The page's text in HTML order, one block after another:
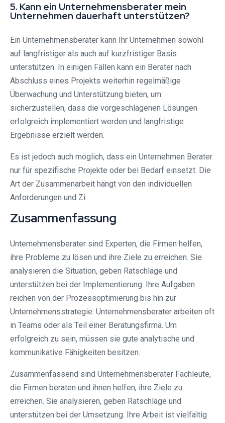
5. Kann ein Unternehmensberater mein
Unternehmen dauerhaft unterstützen?
Ein Unternehmensberater kann Ihr Unternehmen sowohl
auf langfristiger als auch auf kurzfristiger Basis
unterstützen. In einigen Fällen kann ein Berater nach
Abschluss eines Projekts weiterhin regelmäßige
Überwachung und Unterstützung bieten, um
sicherzustellen, dass die vorgeschlagenen Lösungen
erfolgreich implementiert werden und langfristige
Ergebnisse erzielt werden.
Es ist jedoch auch möglich, dass ein Unternehmen Berater
nur für spezifische Projekte oder bei Bedarf einsetzt. Die
Art der Zusammenarbeit hängt von den individuellen
Anforderungen und Zi
Zusammenfassung
Unternehmensberater sind Experten, die Firmen helfen,
ihre Probleme zu lösen und ihre Ziele zu erreichen. Sie
analysieren die Situation, geben Ratschläge und
unterstützen bei der Implementierung. Ihre Aufgaben
reichen von der Prozessoptimierung bis hin zur
Unternehmensstrategie. Unternehmensberater arbeiten oft
in Teams oder als Teil einer Beratungsfirma. Um
erfolgreich zu sein, müssen sie gute analytische und
kommunikative Fähigkeiten besitzen.
Zusammenfassend sind Unternehmensberater Fachleute,
die Firmen beraten und ihnen helfen, ihre Ziele zu
erreichen. Sie analysieren, geben Ratschläge und
unterstützen bei der Umsetzung. Ihre Arbeit ist vielfältig